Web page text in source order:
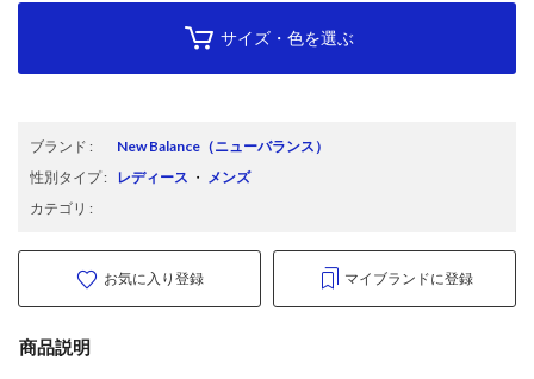
サイズ・色を選ぶ
ブランド : New Balance （ニューバランス）
性別タイプ: レディース ・ メンズ
カテゴリ :
お気に入り登録 マイブランドに登録
商品説明